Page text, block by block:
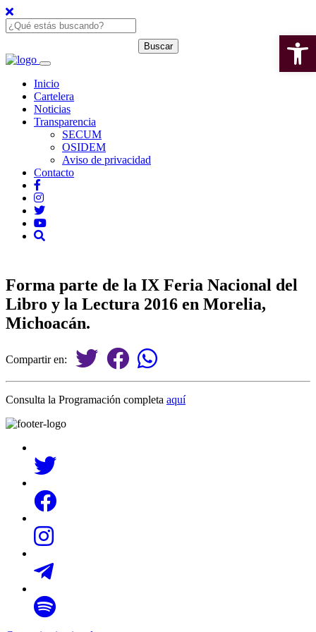
Inicio
Cartelera
Noticias
Transparencia
SECUM
OSIDEM
Aviso de privacidad
Contacto
Forma parte de la IX Feria Nacional del
Libro y la Lectura 2016 en Morelia,
Michoacán.
Compartir en:
Consulta la Programación completa aquí